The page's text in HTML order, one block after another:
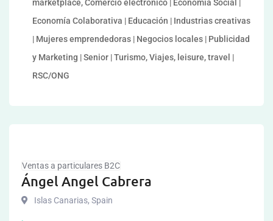
marketplace, Comercio electrónico | Economía Social |
Economía Colaborativa | Educación | Industrias creativas
| Mujeres emprendedoras | Negocios locales | Publicidad
y Marketing | Senior | Turismo, Viajes, leisure, travel |
RSC/ONG
Ventas a particulares B2C
Ángel Angel Cabrera
Islas Canarias, Spain